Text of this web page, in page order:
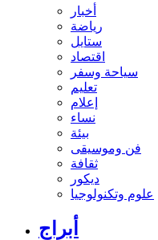
أخبار
رياضة
ستايل
اقتصاد
سياحة وسفر
تعليم
إعلام
نساء
بيئة
فن وموسيقى
ثقافة
ديكور
علوم وتكنولوجيا
أبراج